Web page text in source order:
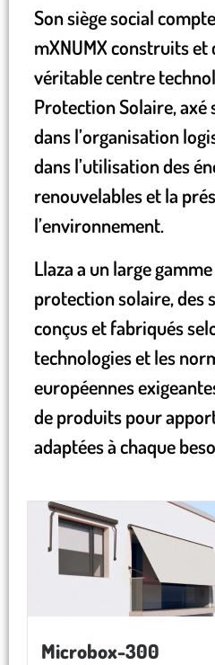
Son siège social
mXNUMX construits
véritable centre
Protection Solaire, axé
dans l’organisation
dans l’utilisation des
renouvelables et la
l’environnement.
Llaza a un large
protection solaire, des
conçus et fabriqués
technologies et les
européennes
de produits pour
adaptées à chaque
Microbox-300